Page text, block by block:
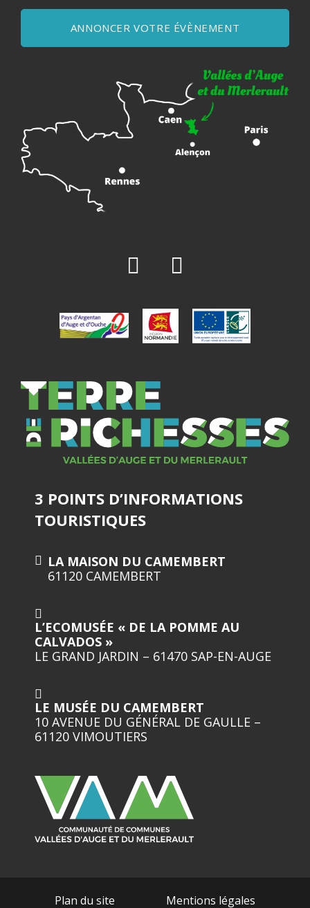
ANNONCER VOTRE ÉVÈNEMENT
3 POINTS D’INFORMATIONS
TOURISTIQUES
LA MAISON DU CAMEMBERT
61120 CAMEMBERT
L’ECOMUSÉE « DE LA POMME AU
CALVADOS »
LE GRAND JARDIN – 61470 SAP-EN-AUGE
LE MUSÉE DU CAMEMBERT
10 AVENUE DU GÉNÉRAL DE GAULLE –
61120 VIMOUTIERS
Plan du site Mentions légales